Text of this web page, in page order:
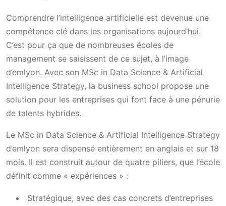
Comprendre l’intelligence artificielle est devenue une
compétence clé dans les organisations aujourd’hui.
C’est pour ça que de nombreuses écoles de
management se saisissent de ce sujet, à l’image
d’emlyon. Avec son MSc in Data Science & Artificial
Intelligence Strategy, la business school propose une
solution pour les entreprises qui font face à une pénurie
de talents hybrides.
Le MSc in Data Science & Artificial Intelligence Strategy
d’emlyon sera dispensé entièrement en anglais et sur 18
mois. Il est construit autour de quatre piliers, que l’école
définit comme « expériences » :
Stratégique, avec des cas concrets d’entreprises